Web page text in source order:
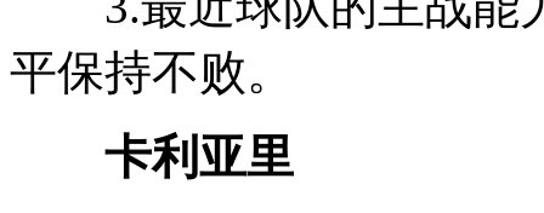
平保持不败。
卡利亚里